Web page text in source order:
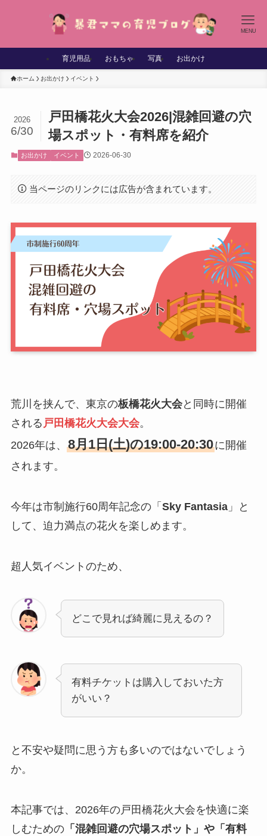
MENU
育児用品 おもちゃ 写真 お出かけ
ホーム お出かけ イベント
戸田橋花火大会2026|混雑回避の穴
場スポット・有料席を紹介
2026
6/30
お出かけ イベント 2026-06-30
当ページのリンクには広告が含まれています。
荒川を挟んで、東京の板橋花火大会と同時に開催
される 戸田橋花火大会大会。
2026年は、 8月1日(土)の19:00-20:30に開催
されます。
今年は市制施行60周年記念の「 Sky Fantasia」と
して、迫力満点の花火を楽しめます。
超人気イベントのため、
どこで見れば綺麗に見えるの？
有料チケットは購入しておいた方
がいい？
と不安や疑問に思う方も多いのではないでしょう
か。
本記事では、2026年の戸田橋花火大会を快適に楽
しむための「混雑回避の穴場スポット」や「有料